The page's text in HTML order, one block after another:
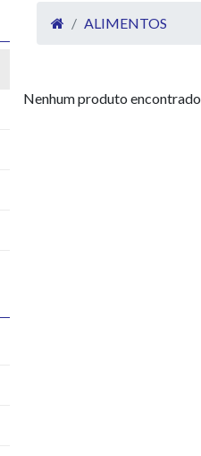
ALIMENTOS
Nenhum produto encontrado.